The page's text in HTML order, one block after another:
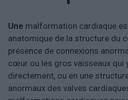
Une malformation cardiaque
anatomique de la structure du
présence de connexions
cœur ou les gros vaisseaux qui
directement, ou en une
anormaux des valves